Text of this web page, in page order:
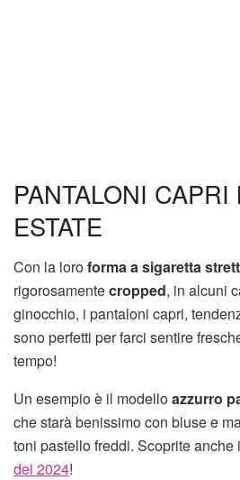
PANTALONI
ESTATE
Con la loroforma a sigaretta
rigorosamentecropped, in alcuni
ginocchio, i pantaloni capri,
sono perfetti per farci sentire
tempo!
Un esempio è il modelloazzurro
che starà benissimo con bluse e
toni pastello freddi. Scoprite anche
del 2024!